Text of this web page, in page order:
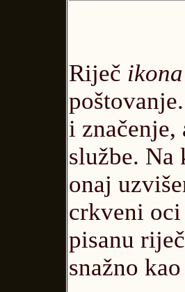
Riječ ikona
i značenje,
službe. Na
onaj
crkveni
pisanu
snažno